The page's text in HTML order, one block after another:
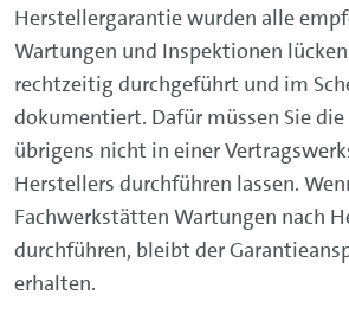
Herstellergarantie wurden alle
Wartungen und Inspektionen
rechtzeitig durchgeführt und im
dokumentiert. Dafür müssen Sie
übrigens nicht in einer
Herstellers durchführen lassen.
Fachwerkstätten Wartungen nach
durchführen, bleibt der
erhalten.